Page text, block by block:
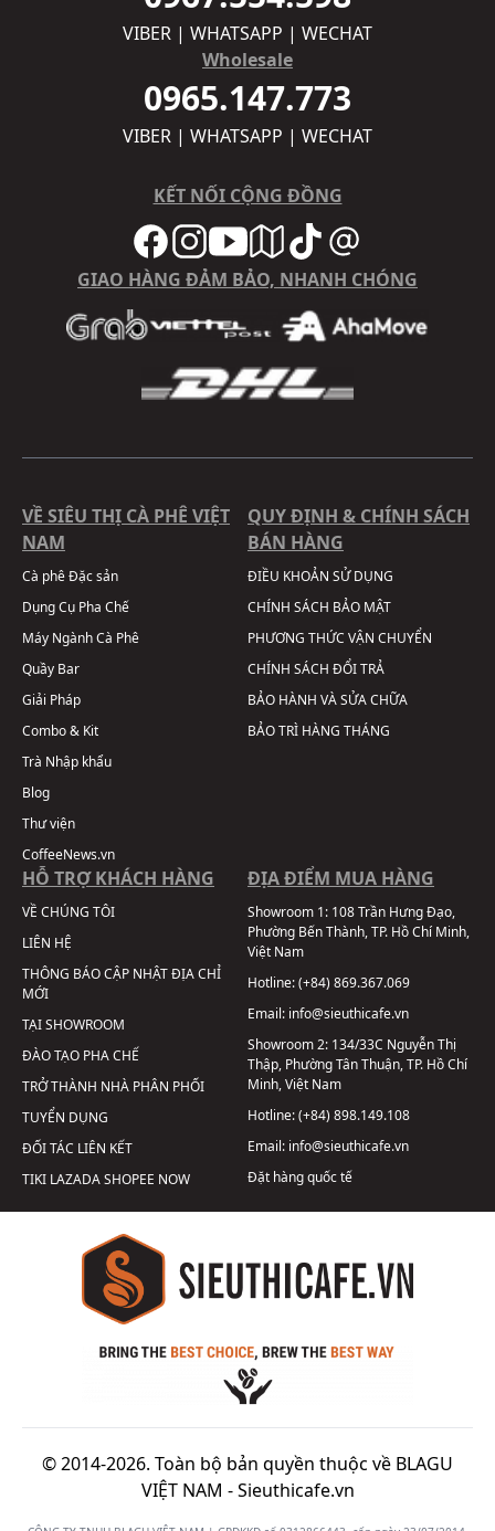
VIBER | WHATSAPP | WECHAT
Wholesale
0965.147.773
VIBER | WHATSAPP | WECHAT
KẾT NỐI CỘNG ĐỒNG
GIAO HÀNG ĐẢM BẢO, NHANH CHÓNG
VỀ SIÊU THỊ CÀ PHÊ VIỆT
NAM
Cà phê Đặc sản
Dụng Cụ Pha Chế
Máy Ngành Cà Phê
Quầy Bar
Giải Pháp
Combo & Kit
Trà Nhập khẩu
Blog
Thư viện
CoffeeNews.vn
QUY ĐỊNH & CHÍNH SÁCH
BÁN HÀNG
ĐIỀU KHOẢN SỬ DỤNG
CHÍNH SÁCH BẢO MẬT
PHƯƠNG THỨC VẬN CHUYỂN
CHÍNH SÁCH ĐỔI TRẢ
BẢO HÀNH VÀ SỬA CHỮA
BẢO TRÌ HÀNG THÁNG
HỖ TRỢ KHÁCH HÀNG
VỀ CHÚNG TÔI
LIÊN HỆ
THÔNG BÁO CẬP NHẬT ĐỊA CHỈ
MỚI
TẠI SHOWROOM
ĐÀO TẠO PHA CHẾ
TRỞ THÀNH NHÀ PHÂN PHỐI
TUYỂN DỤNG
ĐỐI TÁC LIÊN KẾT
TIKI LAZADASHOPEE NOW
ĐỊA ĐIỂM MUA HÀNG
Showroom 1: 108 Trần Hưng Đạo,
Phường Bến Thành, TP. Hồ Chí Minh,
Việt Nam
Hotline:(+84) 869.367.069
Email: info@sieuthicafe.vn
Showroom 2: 134/33C Nguyễn Thị
Thập, Phường Tân Thuận, TP. Hồ Chí
Minh, Việt Nam
Hotline:(+84) 898.149.108
Email: info@sieuthicafe.vn
Đặt hàng quốc tế
© 2014-2026. Toàn bộ bản quyền thuộc về BLAGU
VIỆT NAM -Sieuthicafe.vn